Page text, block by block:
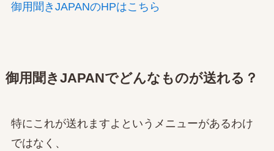
御用聞きJAPANのHPはこちら
御用聞きJAPANでどんなものが送れる？
特にこれが送れますよというメニューがあるわけ
ではなく、